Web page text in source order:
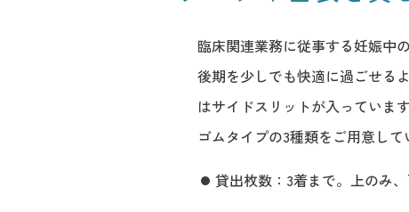
臨床関連業務に従事する妊娠中
後期を少しでも快適に過ごせる
はサイドスリットが入っていま
ゴムタイプの3種類をご用意して
貸出枚数：3着まで。上のみ、